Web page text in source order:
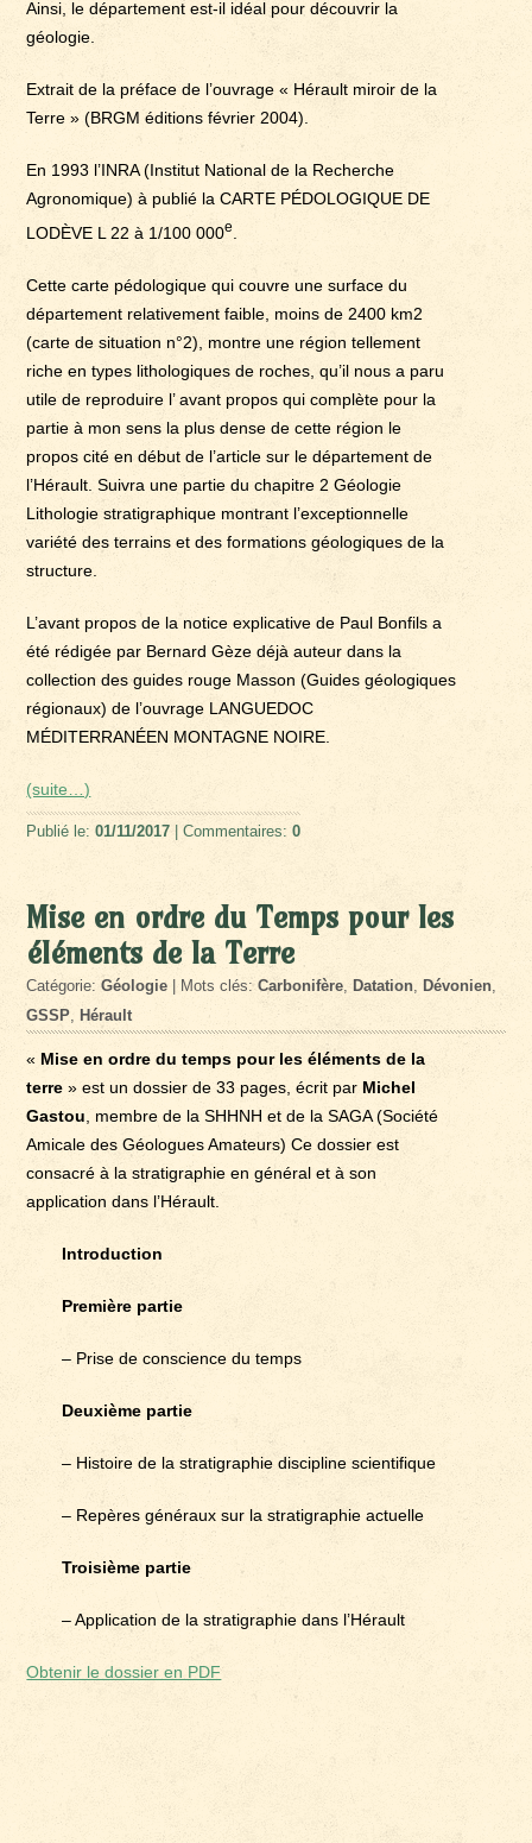
Ainsi, le département est-il idéal pour découvrir la
géologie.
Extrait de la préface de l’ouvrage « Hérault miroir de la
Terre » (BRGM éditions février 2004).
En 1993 l’INRA (Institut National de la Recherche
Agronomique) à publié la CARTE PÉDOLOGIQUE DE
LODÈVE L 22 à 1/100 000e
Cette carte pédologique qui couvre une surface du
département relativement faible, moins de 2400 km2
(carte de situation n°2), montre une région tellement
riche en types lithologiques de roches, qu’il nous a paru
utile de reproduire l’ avant propos qui complète pour la
partie à mon sens la plus dense de cette région le
propos cité en début de l’article sur le département de
l’Hérault. Suivra une partie du chapitre 2 Géologie
Lithologie stratigraphique montrant l’exceptionnelle
variété des terrains et des formations géologiques de la
structure.
L’avant propos de la notice explicative de Paul Bonfils a
été rédigée par Bernard Gèze déjà auteur dans la
collection des guides rouge Masson (Guides géologiques
régionaux) de l’ouvrage LANGUEDOC
MÉDITERRANÉEN MONTAGNE NOIRE.
(suite…)
Publié le:01/11/2017 | Commentaires:0
Mise en ordre du Temps pour les
éléments de la Terre
Catégorie:Géologie | Mots clés:Carbonifère ,Datation ,Dévonien
GSSP ,Hérault
«Mise en ordre du temps pour les éléments de la
terre » est un dossier de 33 pages, écrit par Michel
Gastou , membre de la SHHNH et de la SAGA (Société
Amicale des Géologues Amateurs) Ce dossier est
consacré à la stratigraphie en général et à son
application dans l’Hérault.
Introduction
Première partie
– Prise de conscience du temps
Deuxième partie
– Histoire de la stratigraphie discipline scientifique
– Repères généraux sur la stratigraphie actuelle
Troisième partie
– Application de la stratigraphie dans l’Hérault
Obtenir le dossier en PDF